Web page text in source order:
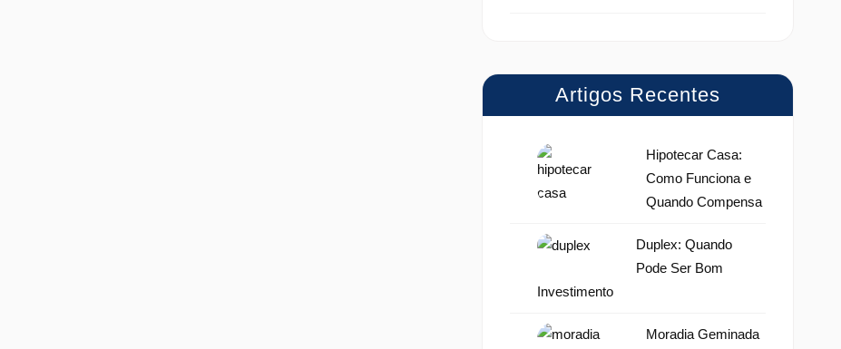
Artigos Recentes
Hipotecar Casa:
Como Funciona e
Quando Compensa
Duplex: Quando
Pode Ser Bom
Investimento
Moradia Geminada